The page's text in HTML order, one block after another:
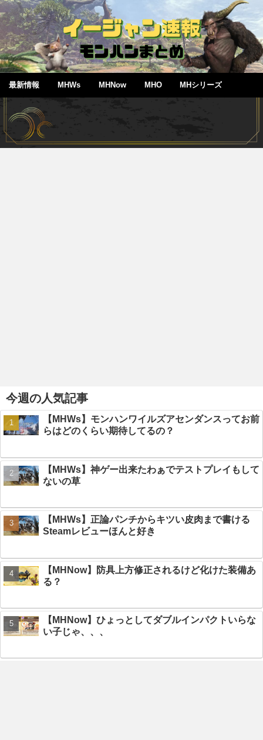
最新情報 MHWs MHNow MHO MHシリーズ
今週の人気記事
【MHWs】モンハンワイルズアセンダンスってお前
らはどのくらい期待してるの？
【MHWs】神ゲー出来たわぁでテストプレイもして
ないの草
【MHWs】正論パンチからキツい皮肉まで書ける
Steamレビューほんと好き
【MHNow】防具上方修正されるけど化けた装備あ
る？
【MHNow】ひょっとしてダブルインパクトいらな
い子じゃ、、、